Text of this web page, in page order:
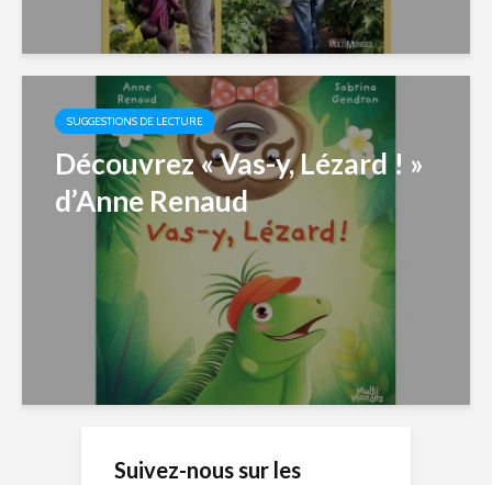
SUGGESTIONS DE LECTURE
Découvrez « Vas-y, Lézard ! »
d’Anne Renaud
Suivez-nous sur les